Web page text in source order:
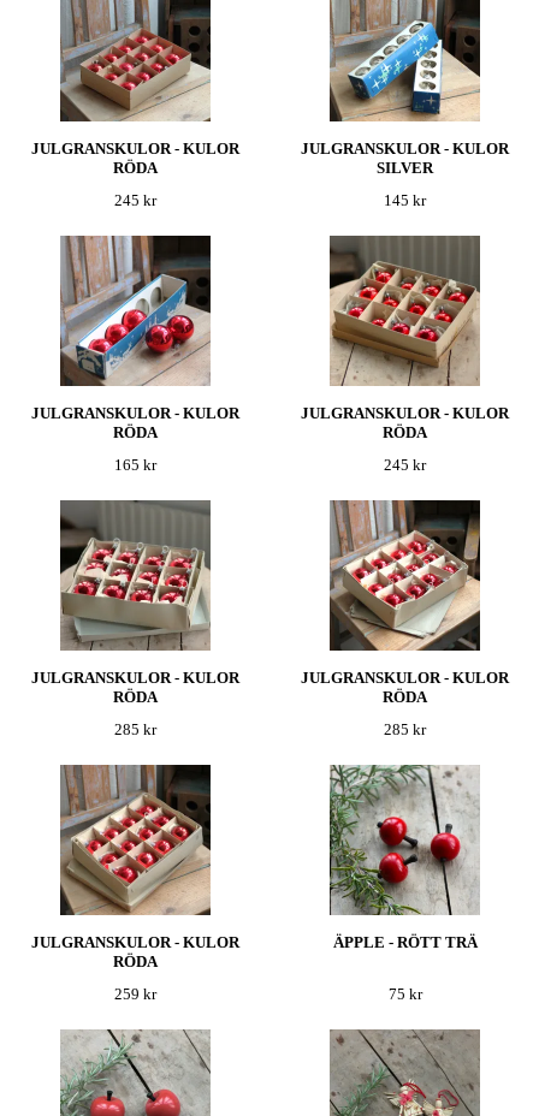
JULGRANSKULOR - KULOR
RÖDA
245 kr
JULGRANSKULOR - KULOR
SILVER
145 kr
JULGRANSKULOR - KULOR
RÖDA
165 kr
JULGRANSKULOR - KULOR
RÖDA
245 kr
JULGRANSKULOR - KULOR
RÖDA
285 kr
JULGRANSKULOR - KULOR
RÖDA
285 kr
JULGRANSKULOR - KULOR
RÖDA
259 kr
ÄPPLE - RÖTT TRÄ
75 kr